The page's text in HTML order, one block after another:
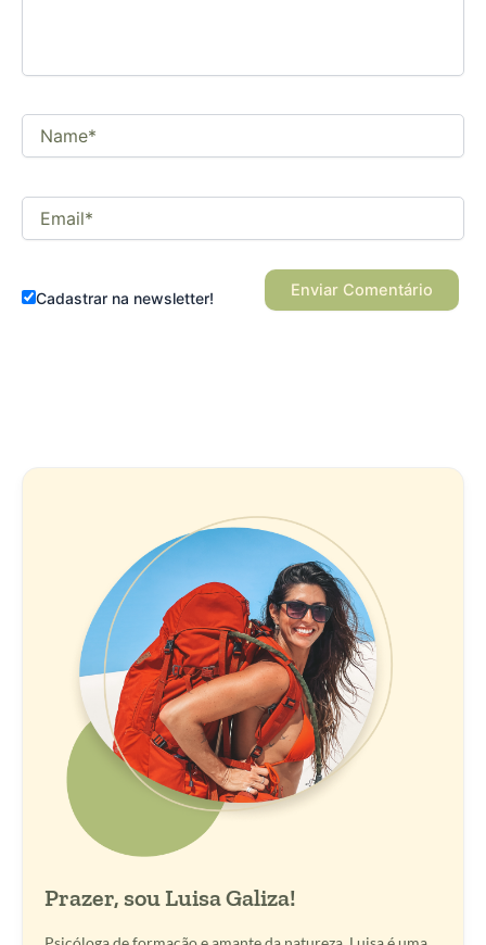
Name*
Email*
Cadastrar na newsletter!
Prazer, sou Luisa Galiza!